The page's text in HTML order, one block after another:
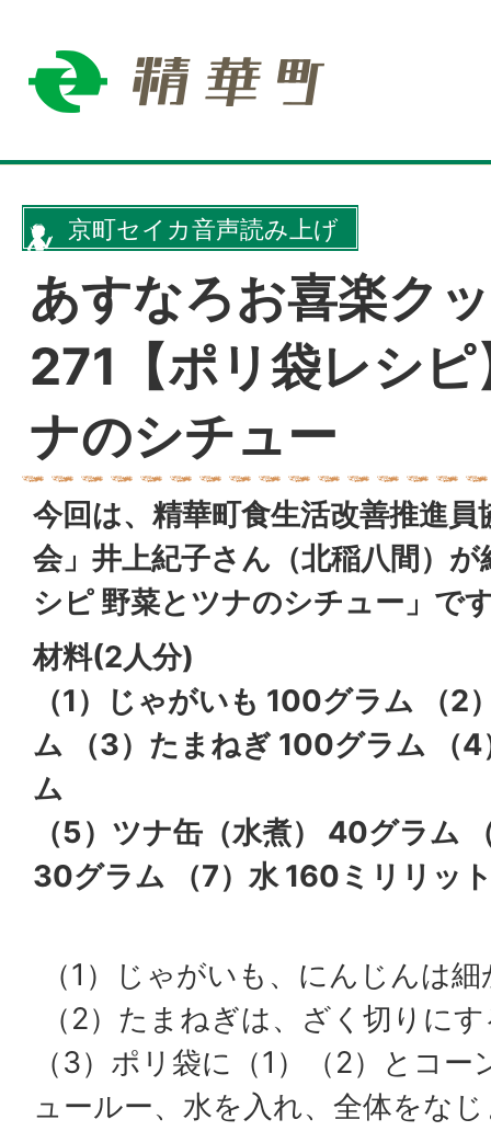
京町セイカ音声読み上げ
あすなろお喜楽ク
271【ポリ袋レシ
ナのシチュー
今回は、精華町食生活改善推進
会」井上紀子さん（北稲八間） が
シピ 野菜とツナのシチュー」で
材料(2人分)
（1）じゃがいも 100グラム （
ム （3）たまねぎ 100グラム （
ム
（5）ツナ缶（水煮） 40グラム
30グラム （7）水 160ミリリッ
（1）じゃがいも、にんじんは
（2）たまねぎは、ざく切りに
（3）ポリ袋に（1）（2）とコ
ュールー、水を入れ、全体をな